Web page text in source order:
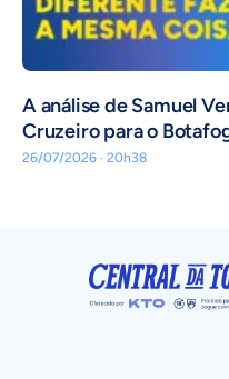
A análise de Samuel
Cruzeiro para o
26/07/2026 · 20h38